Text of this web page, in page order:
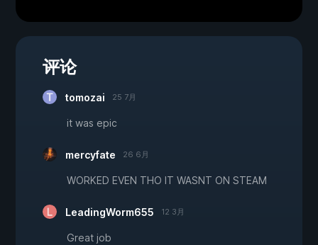
评论
tomozai 25 7月
it was epic
mercyfate 26 6月
WORKED EVEN THO IT WASNT ON STEAM
LeadingWorm655 12 3月
Great job